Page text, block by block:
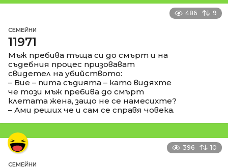
486 9
СЕМЕЙНИ
11971
Мъж пребива тъща си до смърт и на
съдебния процес призовават
свидетел на убийството:
– Вие – пита съдията – като видяхте
че този мъж пребива до смърт
клетата жена, защо не се намесихте?
– Ами реших че и сам се справя човека.
396 10
СЕМЕЙНИ